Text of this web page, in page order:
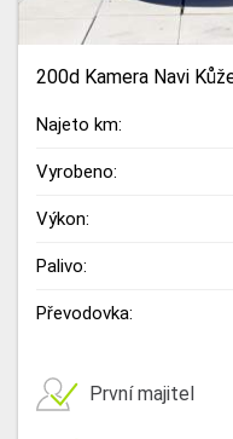
200d Kamera Navi
Najeto km:
Vyrobeno:
Výkon:
Palivo:
Převodovka:
První majitel